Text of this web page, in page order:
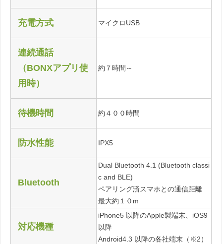
充電方式 マイクロUSB
連続通話
（BONXアプリ使
用時）
約７時間～
待機時間 約４００時間
防水性能 IPX5
Bluetooth
Dual Bluetooth 4.1 (Bluetooth classi
c and BLE)
ペアリング済スマホとの通信距離
最大約１０m
対応機種
iPhone5 以降のApple製端末、iOS9
以降
Android4.3 以降の各社端末（※2）